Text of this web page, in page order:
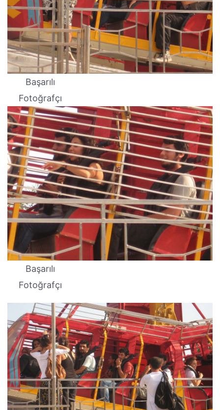
Başarılı
Fotoğrafçı
Başarılı
Fotoğrafçı